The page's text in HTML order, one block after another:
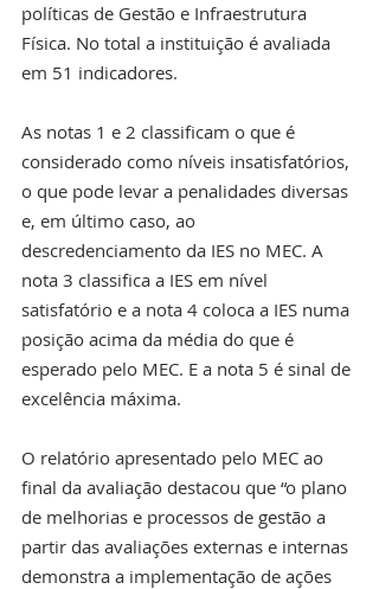
políticas de Gestão e Infraestrutura
Física. No total a instituição é avaliada
em 51 indicadores.
As notas 1 e 2 classificam o que é
considerado como níveis insatisfatórios,
o que pode levar a penalidades diversas
e, em último caso, ao
descredenciamento da IES no MEC. A
nota 3 classifica a IES em nível
satisfatório e a nota 4 coloca a IES numa
posição acima da média do que é
esperado pelo MEC. E a nota 5 é sinal de
excelência máxima.
O relatório apresentado pelo MEC ao
final da avaliação destacou que “o plano
de melhorias e processos de gestão a
partir das avaliações externas e internas
demonstra a implementação de ações